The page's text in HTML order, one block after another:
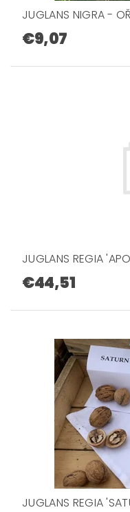
JUGLANS NIGRA -
€9,07
JUGLANS REGIA
€44,51
JUGLANS REGIA